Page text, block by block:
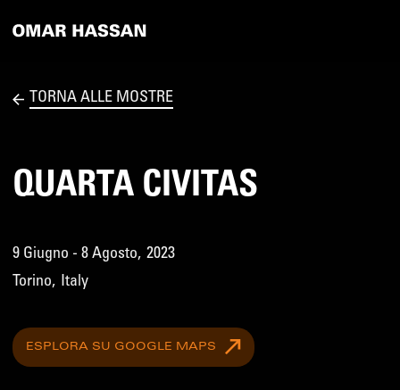
TORNA ALLE MOSTRE
QUARTA CIVITAS
9 Giugno - 8 Agosto, 2023
Torino, Italy
ESPLORA SU GOOGLE MAPS